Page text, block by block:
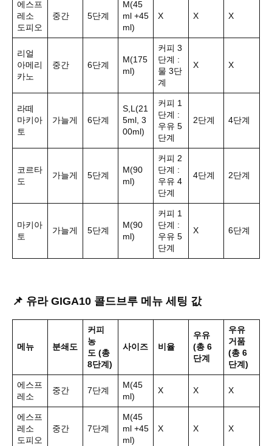
에스프
레소
도피오
중간 5단계
M(45
ml +45
ml)
X X X
리얼
아메리
카노
중간 6단계
M(175
ml)
커피 3
단계 :
물 3단
계
X X
라떼
마키아
토
가늘게 6단계
S,L(21
5ml, 3
00ml)
커피 1
단계 :
우유 5
단계
2단계 4단계
코르타
도
가늘게 5단계
M(90
ml)
커피 2
단계 :
우유 4
단계
4단계 2단계
마키아
토
가늘게 5단계
M(90
ml)
커피 1
단계 :
우유 5
단계
X 6단계
📌 유라 GIGA10 콜드브루 메뉴 세팅 값
메뉴 분쇄도
커피
농
도 (총
8단계)
사이즈 비율
우유
(총 6
단계
우유
거품
(총 6
단계)
에스프
레소
중간 7단계
M(45
ml)
X X X
에스프
레소
도피오
중간 7단계
M(45
ml +45
ml)
X X X